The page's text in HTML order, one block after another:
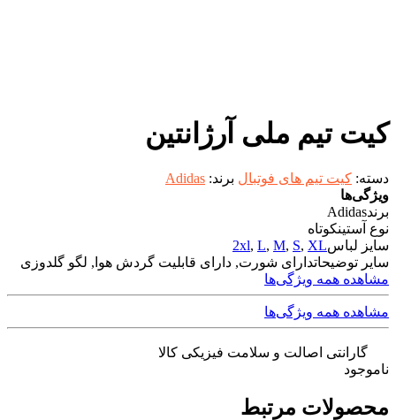
کیت تیم ملی آرژانتین
دسته: کیت تیم های فوتبال برند: Adidas
ویژگی‌ها
برندAdidas
نوع آستینکوتاه
سایز لباس
2xl, L, M, S, XL
سایر توضیحاتدارای شورت, دارای قابلیت گردش هوا, لگو گلدوزی
مشاهده همه ویژگی‌ها
مشاهده همه ویژگی‌ها
گارانتی اصالت و سلامت فیزیکی کالا
ناموجود
محصولات مرتبط